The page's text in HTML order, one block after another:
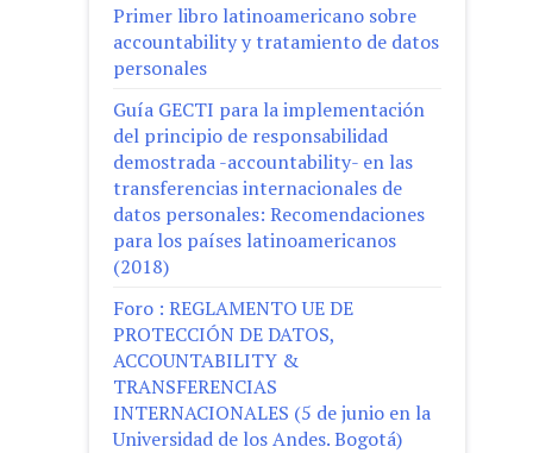
Primer libro latinoamericano sobre
accountability y tratamiento de datos
personales
Guía GECTI para la implementación
del principio de responsabilidad
demostrada -accountability- en las
transferencias internacionales de
datos personales: Recomendaciones
para los países latinoamericanos
(2018)
Foro : REGLAMENTO UE DE
PROTECCIÓN DE DATOS,
ACCOUNTABILITY &
TRANSFERENCIAS
INTERNACIONALES (5 de junio en la
Universidad de los Andes. Bogotá)